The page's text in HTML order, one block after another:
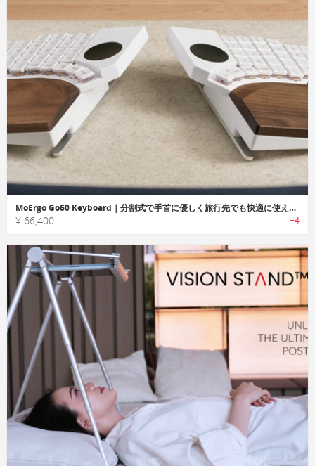
MoErgo Go60 Keyboard｜分割式で手首に優しく旅行先でも快適に使えるエルゴノミックキーボード
¥ 66,400 +4